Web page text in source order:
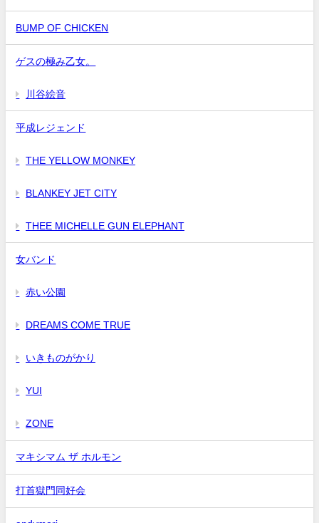
BUMP OF CHICKEN
ゲスの極み乙女。
川谷絵音
平成レジェンド
THE YELLOW MONKEY
BLANKEY JET CITY
THEE MICHELLE GUN ELEPHANT
女バンド
赤い公園
DREAMS COME TRUE
いきものがかり
YUI
ZONE
マキシマム ザ ホルモン
打首獄門同好会